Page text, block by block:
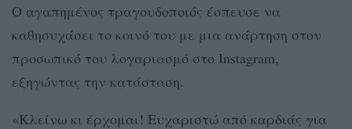
Ο αγαπημένος τραγουδοποιός έσπευσε να
καθησυχάσει το κοινό του με μια ανάρτηση στον
προσωπικό του λογαριασμό στο Instagram,
εξηγώντας την κατάσταση.
«Κλείνω κι έρχομαι! Ευχαριστώ από καρδιάς για